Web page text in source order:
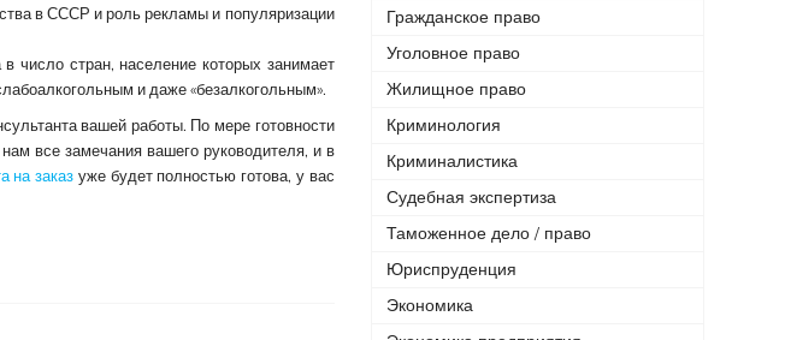
в СССР и роль рекламы и популяризации
число стран, население которых занимает
и даже «безалкогольным».
вашей работы. По мере готовности
все замечания вашего руководителя, и в
на заказ уже будет полностью готова, у вас
Гражданское право
Уголовное право
Жилищное право
Криминология
Криминалистика
Судебная экспертиза
Таможенное дело / право
Юриспруденция
Экономика